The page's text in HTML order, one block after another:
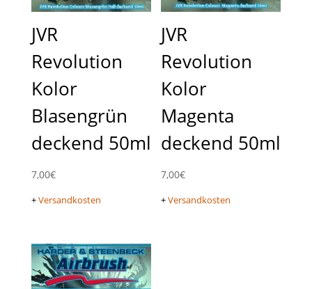
JVR
Revolution
Kolor
Blasengrün
deckend 50ml
7,00€
+Versandkosten
JVR
Revolution
Kolor
Magenta
deckend 50ml
7,00€
+Versandkosten